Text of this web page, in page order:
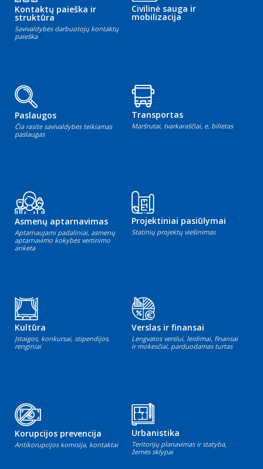
Kontaktų paieška ir
struktūra
Savivaldybės darbuotojų kontaktų
paieška
Civilinė sauga ir
mobilizacija
Paslaugos
Čia rasite savivaldybės teikiamas
paslaugas
Transportas
Maršrutai, tvarkaraščiai, e. bilietas
Asmenų aptarnavimas
Aptarnaujami padaliniai, asmenų
aptarnavimo kokybės vertinimo
anketa
Projektiniai pasiūlymai
Statinių projektų viešinimas
Kultūra
Įstaigos, konkursai, stipendijos,
renginiai
Verslas ir finansai
Lengvatos verslui, leidimai, finansai
ir mokesčiai, parduodamas turtas
Korupcijos prevencija
Antikorupcijos komisija, kontaktai
Urbanistika
Teritorijų planavimas ir statyba,
žemės sklypai